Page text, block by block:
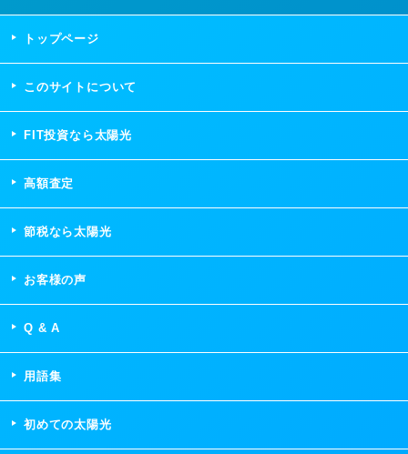
トップページ
このサイトについて
FIT投資なら太陽光
高額査定
節税なら太陽光
お客様の声
Q & A
用語集
初めての太陽光